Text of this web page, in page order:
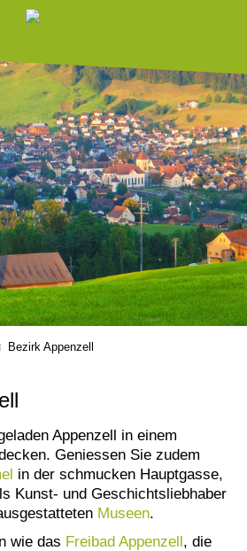
Bezirk Appenzell
Appenzell in einem
Geniessen Sie zudem
in der schmucken Hauptgasse,
Kunst- und Geschichtsliebhaber
Museen.
wie das Freibad Appenzell, die